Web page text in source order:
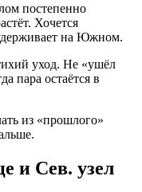
постепенно
Хочется
на Южном.
уход. Не «ушёл
пара остаётся в
из «прошлого»
и Сев. узел